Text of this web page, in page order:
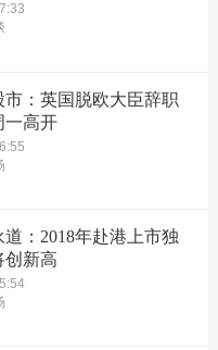
市：英国脱欧大臣辞职
一高开
道：2018年赴港上市独
创新高